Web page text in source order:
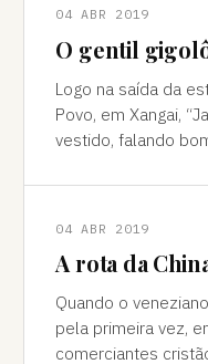
04 ABR 2019
O gentil
Logo na saída da
Povo, em Xangai,
vestido, falando
04 ABR 2019
A rota da
Quando o
pela primeira vez,
comerciantes